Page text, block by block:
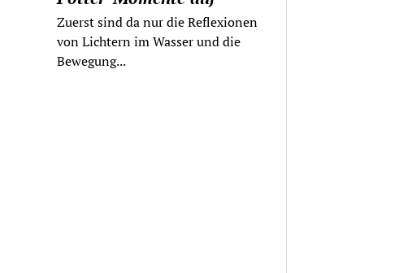
Zuerst sind da nur die Reflexionen
von Lichtern im Wasser und die
Bewegung...